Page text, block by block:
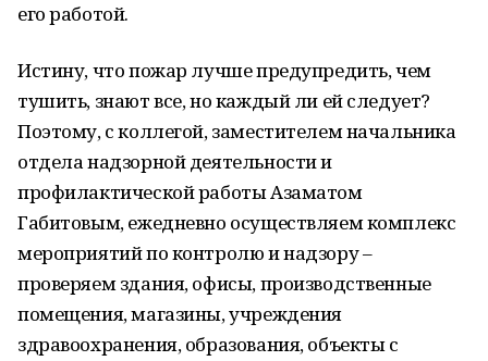
его работой.
Истину, что пожар лучше предупредить, чем
тушить, знают все, но каждый ли ей следует?
Поэтому, с коллегой, заместителем начальника
отдела надзорной деятельности и
профилактической работы Азаматом
Габитовым, ежедневно осуществляем комплекс
мероприятий по контролю и надзору –
проверяем здания, офисы, производственные
помещения, магазины, учреждения
здравоохранения, образования, объекты с